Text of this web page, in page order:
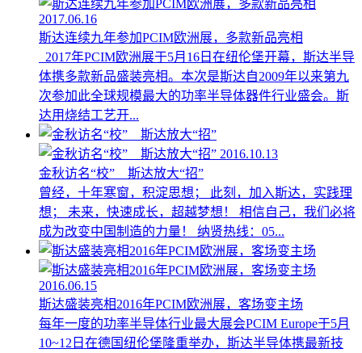
2017.06.16
斯达连续九年参加PCIM欧洲展，多款新品亮相
2017年PCIM欧洲展于5月16日在纽伦堡开幕，斯达半导
体携多款新品盛装亮相。本次是斯达自2009年以来第九
次参加此全球规模最大的功率半导体器件行业盛会。斯
达用烧结工艺开...
2016.10.13
金秋访名“校” 斯达放大“招”
曾经，十年寒窗，积淀思想； 此刻，加入斯达，实践理
想； 未来，快速成长，超越梦想！ 相信自己，我们必将
成为改变中国制造的力量！ 纳贤热线：05...
2016.06.15
斯达盛装亮相2016年PCIM欧洲展，客场变主场
每年一度的功率半导体行业最大展会PCIM Europe于5月
10~12日在德国纽伦堡隆重举办，斯达半导体携最新技